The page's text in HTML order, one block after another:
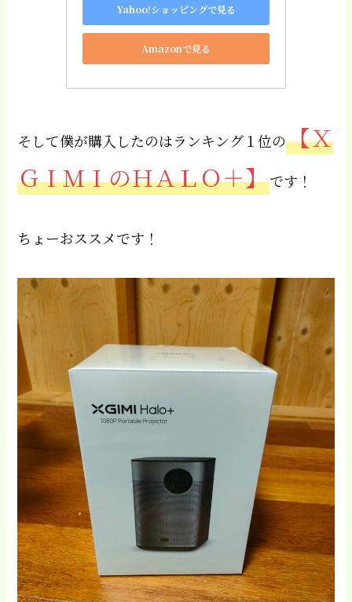
Yahoo!ショッピングで見る
Amazonで見る
そして僕が購入したのはランキング１位の【Ｘ
ＧＩＭＩのＨＡＬＯ＋】です！
ちょーおススメです！